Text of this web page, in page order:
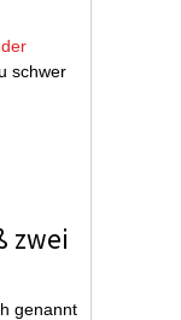
schwer
zwei
genannt